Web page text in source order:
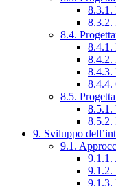
8.3.1.
8.3.2.
8.4.
8.4.1.
8.4.2.
8.4.3.
8.4.4.
8.5.
8.5.1.
8.5.2.
9. Sviluppo
9.1.
9.1.1.
9.1.2.
9.1.3.